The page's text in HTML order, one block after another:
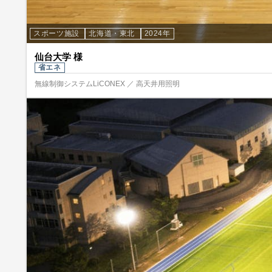
スポーツ施設 北海道・東北 2024年
仙台大学 様
省エネ
無線制御システムLiCONEX ／ 高天井用照明